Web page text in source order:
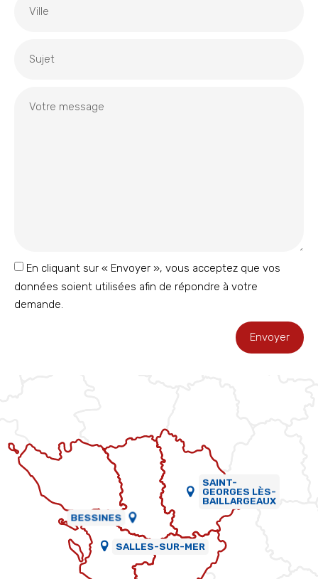
En cliquant sur « Envoyer », vous acceptez que vos
données soient utilisées afin de répondre à votre
demande.
Envoyer
SAINT-
GEORGES LÈS-
BAILLARGEAUX
BESSINES
SALLES-SUR-MER